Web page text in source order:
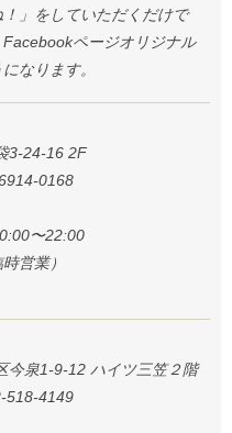
」をしていただくだけで
ページオリジナル
なります。
3-24-16 2F
0168
〜22:00
営業）
泉1-9-12 ハイツ三笠２階
518-4149